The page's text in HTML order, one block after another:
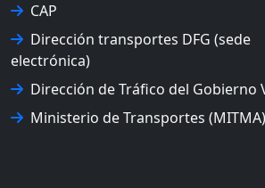
CAP
Dirección transportes DFG (sede
electrónica)
Dirección de Tráfico del Gobierno
Ministerio de Transportes (MITMA)